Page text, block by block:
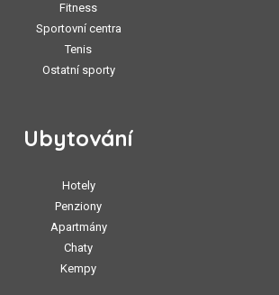
Fitness
Sportovní centra
Tenis
Ostatní sporty
Ubytování
Hotely
Penziony
Apartmány
Chaty
Kempy